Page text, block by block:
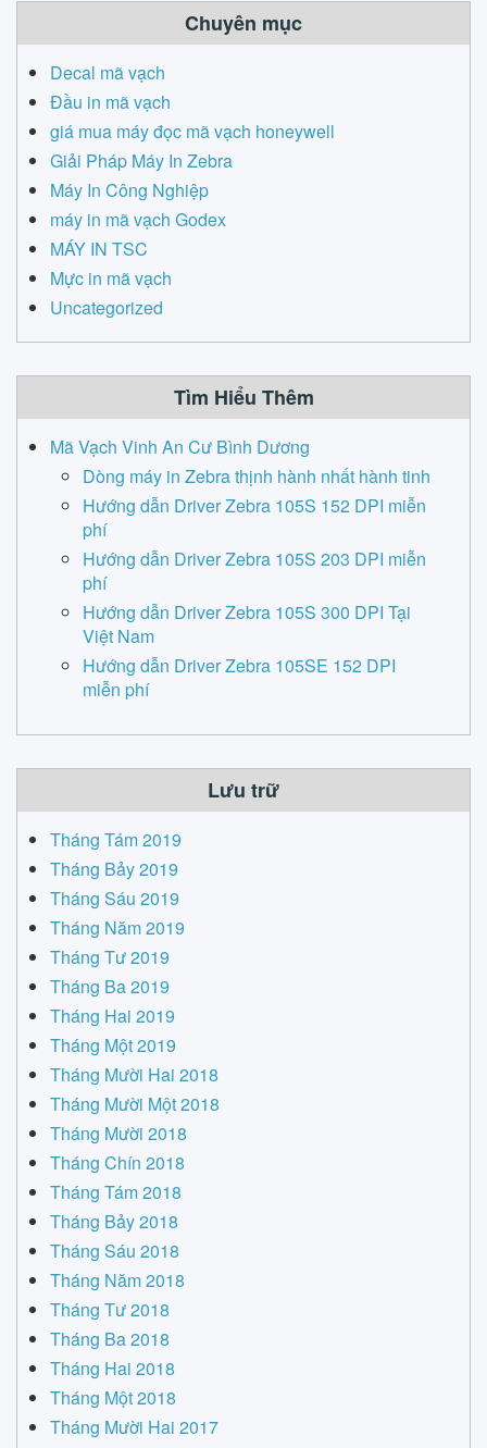
Chuyên mục
Decal mã vạch
Đầu in mã vạch
giá mua máy đọc mã vạch honeywell
Giải Pháp Máy In Zebra
Máy In Công Nghiệp
máy in mã vạch Godex
MÁY IN TSC
Mực in mã vạch
Uncategorized
Tìm Hiểu Thêm
Mã Vạch Vinh An Cư Bình Dương
Dòng máy in Zebra thịnh hành nhất hành tinh
Hướng dẫn Driver Zebra 105S 152 DPI miễn
phí
Hướng dẫn Driver Zebra 105S 203 DPI miễn
phí
Hướng dẫn Driver Zebra 105S 300 DPI Tại
Việt Nam
Hướng dẫn Driver Zebra 105SE 152 DPI
miễn phí
Lưu trữ
Tháng Tám 2019
Tháng Bảy 2019
Tháng Sáu 2019
Tháng Năm 2019
Tháng Tư 2019
Tháng Ba 2019
Tháng Hai 2019
Tháng Một 2019
Tháng Mười Hai 2018
Tháng Mười Một 2018
Tháng Mười 2018
Tháng Chín 2018
Tháng Tám 2018
Tháng Bảy 2018
Tháng Sáu 2018
Tháng Năm 2018
Tháng Tư 2018
Tháng Ba 2018
Tháng Hai 2018
Tháng Một 2018
Tháng Mười Hai 2017